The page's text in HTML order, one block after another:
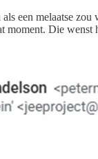
een melaatse
moment. Die